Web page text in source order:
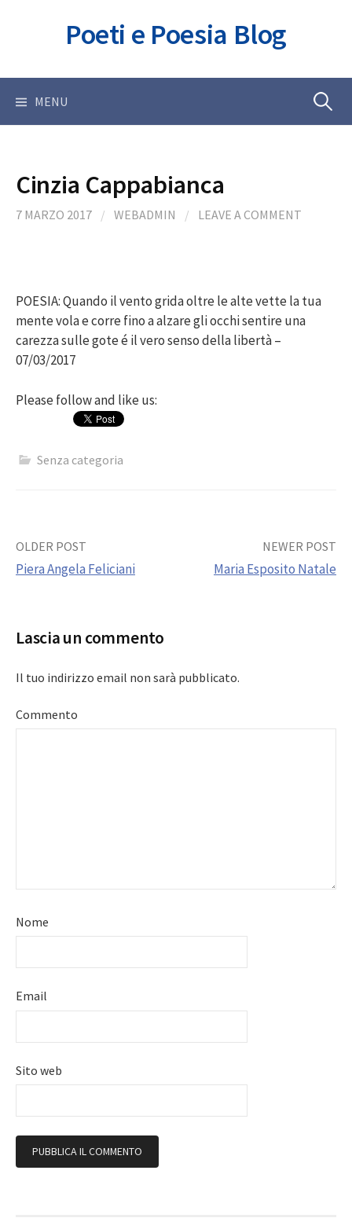
Poeti e Poesia Blog
MENU Ricerca
Cinzia Cappabianca
7 MARZO 2017 / WEBADMIN / LEAVE A COMMENT
POESIA: Quando il vento grida oltre le alte vette la tua
mente vola e corre fino a alzare gli occhi sentire una
carezza sulle gote é il vero senso della libertà –
07/03/2017
Please follow and like us:
Senza categoria
Post
OLDER POST
Piera Angela Feliciani
NEWER POST
Maria Esposito Natale
Lascia un commento
Il tuo indirizzo email non sarà pubblicato.
Commento
Nome
Email
Sito web